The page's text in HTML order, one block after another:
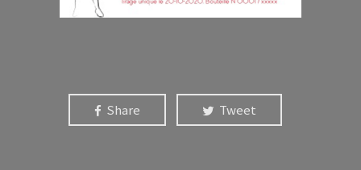
Share Tweet